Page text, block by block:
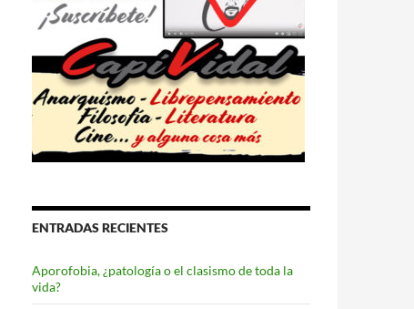
ENTRADAS RECIENTES
Aporofobia, ¿patología o el clasismo de toda la
vida?